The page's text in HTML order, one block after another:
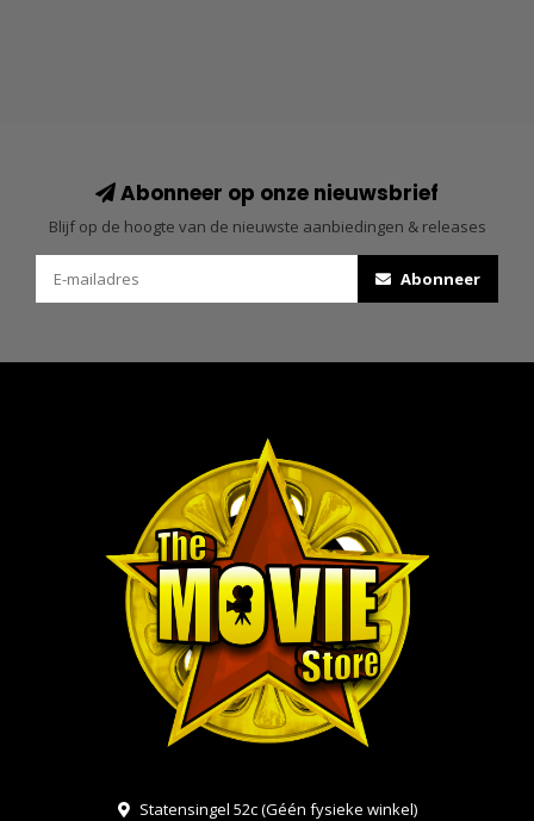
Abonneer op onze nieuwsbrief
Blijf op de hoogte van de nieuwste aanbiedingen & releases
Abonneer
Statensingel 52c (Géén fysieke winkel)